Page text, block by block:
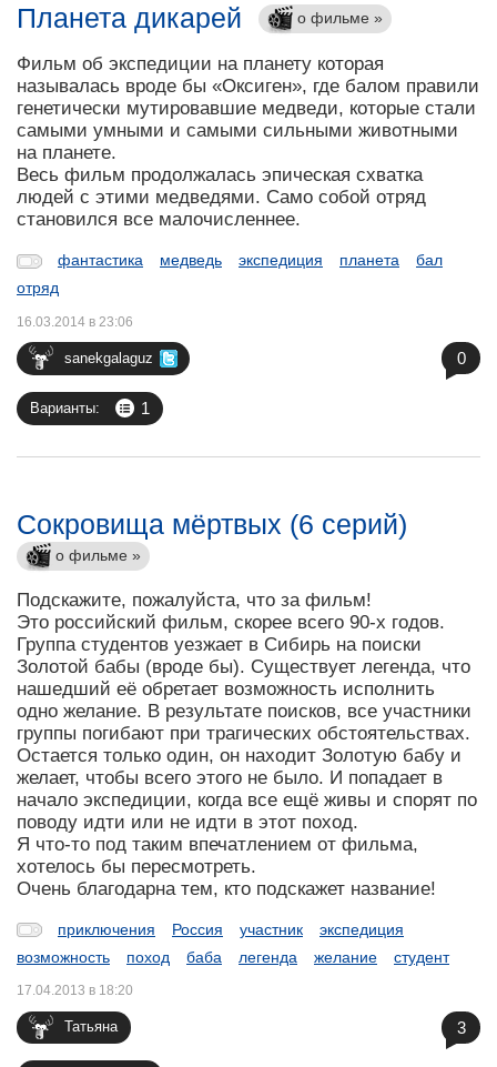
Планета дикарей о фильме »
Фильм об экспедиции на планету которая
называлась вроде бы «Оксиген», где балом правили
генетически мутировавшие медведи, которые стали
самыми умными и самыми сильными животными
на планете.
Весь фильм продолжалась эпическая схватка
людей с этими медведями. Само собой отряд
становился все малочисленнее.
фантастика медведь экспедиция планета
бал
отряд
sanekgalaguz
16.03.2014 в 23:06
Варианты: 1
0
Сокровища мёртвых (6 серий)
о фильме »
Подскажите, пожалуйста, что за фильм!
Это российский фильм, скорее всего 90-х годов.
Группа студентов уезжает в Сибирь на поиски
Золотой бабы (вроде бы). Существует легенда, что
нашедший её обретает возможность исполнить
одно желание. В результате поисков, все участники
группы погибают при трагических обстоятельствах.
Остается только один, он находит Золотую бабу и
желает, чтобы всего этого не было. И попадает в
начало экспедиции, когда все ещё живы и спорят по
поводу идти или не идти в этот поход.
Я что-то под таким впечатлением от фильма,
хотелось бы пересмотреть.
Очень благодарна тем, кто подскажет название!
приключения Россия участник
экспедиция
возможность
поход баба легенда желание студент
Татьяна
17.04.2013 в 18:20
3